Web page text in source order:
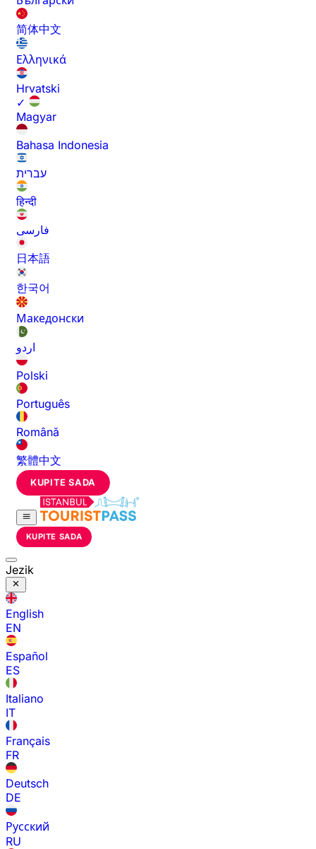
简体中文
Ελληνικά
Hrvatski
✓
Magyar
Bahasa Indonesia
עברית
हिन्दी
فارسی
日本語
한국어
Македонски
اردو
Polski
Português
Română
繁體中文
KUPITE SADA
KUPITE SADA
Jezik
English
EN
Español
ES
Italiano
IT
Français
FR
Deutsch
DE
Русский
RU